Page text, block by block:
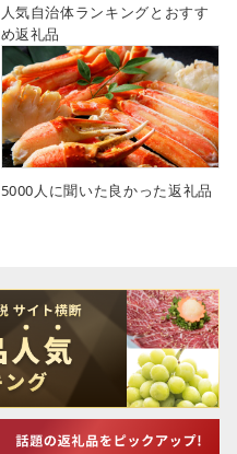
人気自治体ランキングとおすす
め返礼品
5000人に聞いた良かった返礼品